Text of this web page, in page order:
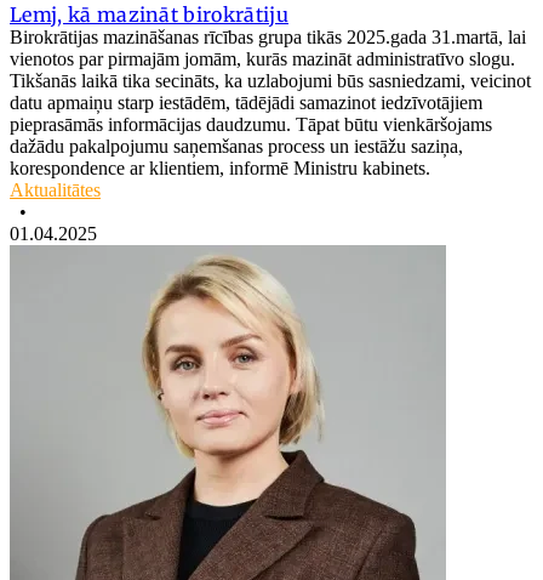
Lemj, kā mazināt birokrātiju
Birokrātijas mazināšanas rīcības grupa tikās 2025.gada 31.martā, lai
vienotos par pirmajām jomām, kurās mazināt administratīvo slogu.
Tikšanās laikā tika secināts, ka uzlabojumi būs sasniedzami, veicinot
datu apmaiņu starp iestādēm, tādējādi samazinot iedzīvotājiem
pieprasāmās informācijas daudzumu. Tāpat būtu vienkāršojams
dažādu pakalpojumu saņemšanas process un iestāžu saziņa,
korespondence ar klientiem, informē Ministru kabinets.
Aktualitātes
•
01.04.2025